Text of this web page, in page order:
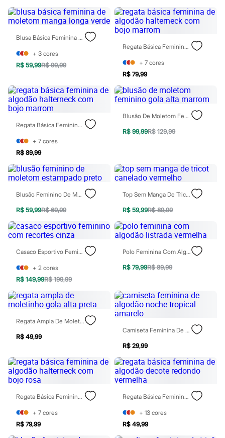
Vestidos
Masculino
Em alta
Dia dos Pais
Novidades
Roupas
Calças
Camisetas e Regatas
Casacos e Jaquetas
Polos
Acessórios
Bolsas e Mochilas
Chapéus e Bonés
Cintos
Carteiras
Óculos
Relógios
Calçados
Botas
Sapatos
Sandálias e Papetes
Moda esportiva
Acessórios
Bermudas
Camisetas
Calças
Calçados
Regatas
Moda íntima
Cuecas
Meias
Personagens
Plus size
Blusas e Camisetas
Camisas
Casacos e Jaquetas
Jeans
Moda esportiva
Shorts e Bermudas
Blusa Básica Feminina De Moletom Manga Longa Verde
+ 3 cores
R$ 59,99R$ 99,99
Regata Básica Feminina De Algodão Halterneck Com Bojo Marrom
+ 7 cores
R$ 79,99
Regata Básica Feminina De Algodão Halterneck Com Bojo Marrom
+ 7 cores
R$ 89,99
Blusão De Moletom Feminino Gola Alta Marrom
R$ 99,99R$ 129,99
Blusão Feminino De Moletom Estampado Preto
R$ 59,99R$ 69,99
Top Sem Manga De Tricot Canelado Vermelho
R$ 59,99R$ 89,99
Casaco Esportivo Feminino Com Recortes Cinza
+ 2 cores
R$ 149,99R$ 199,99
Polo Feminina Com Algodão Listrada Vermelha
R$ 79,99R$ 89,99
Regata Ampla De Moletinho Gola Alta Preta
R$ 49,99
Camiseta Feminina De Algodão Noche Tropical Amarelo
R$ 29,99
Regata Básica Feminina De Algodão Halterneck Com Bojo Rosa
+ 7 cores
R$ 79,99
Regata Básica Feminina De Algodão Decote Redondo Vermelha
+ 13 cores
R$ 49,99